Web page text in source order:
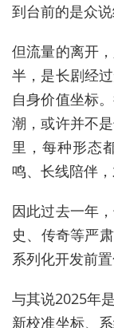
到台前的是众说
但流量的离开
半，是长剧经
自身价值坐标
潮，或许并不
里，每种形态
鸣、长线陪伴
因此过去一年
史、传奇等严
系列化开发前置
与其说2025年
新校准坐标、